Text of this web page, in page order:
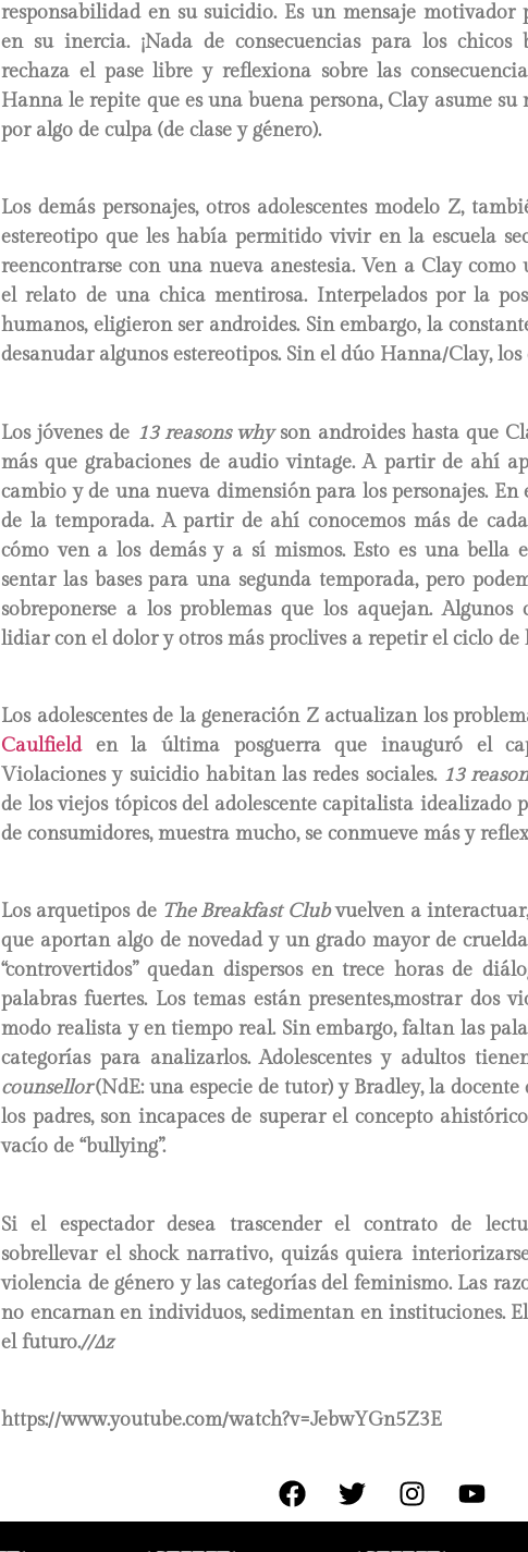
responsabilidad en su suicidio. Es un mensaje motivador
en su inercia. ¡Nada de consecuencias para los chicos
rechaza el pase libre y reflexiona sobre las
Hanna le repite que es una buena persona, Clay asume su
por algo de culpa (de clase y género).
Los demás personajes, otros adolescentes modelo Z,
estereotipo que les había permitido vivir en la escuela
reencontrarse con una nueva anestesia. Ven a Clay
el relato de una chica mentirosa. Interpelados por la
humanos, eligieron ser androides. Sin embargo, la
desanudar algunos estereotipos. Sin el dúo Hanna/Clay,
Los jóvenes de 13 reasons whyson androides hasta que
más que grabaciones de audio vintage. A partir de ahí
cambio y de una nueva dimensión para los personajes.
de la temporada. A partir de ahí conocemos más de
cómo ven a los demás y a sí mismos. Esto es una bella
sentar las bases para una segunda temporada, pero
sobreponerse a los problemas que los aquejan.
lidiar con el dolor y otros más proclives a repetir el ciclo de
Los adolescentes de la generación Z actualizan los
Caulfield en la última posguerra que inauguró el
Violaciones y suicidio habitan las redes sociales. 13
de los viejos tópicos del adolescente capitalista idealizado
de consumidores, muestra mucho, se conmueve más y
Los arquetipos de The Breakfast Clubvuelven a
que aportan algo de novedad y un grado mayor de
“controvertidos” quedan dispersos en trece horas de
palabras fuertes. Los temas están presentes,mostrar dos
modo realista y en tiempo real. Sin embargo, faltan las
categorías para analizarlos. Adolescentes y adultos
counsellor(NdE: una especie de tutor) y Bradley, la
los padres, son incapaces de superar el concepto
vacío de “bullying”.
Si el espectador desea trascender el contrato de
sobrellevar el shock narrativo, quizás quiera
violencia de género y las categorías del feminismo. Las
no encarnan en individuos, sedimentan en instituciones.
el futuro.//∆z
https://www.youtube.com/watch?v=JebwYGn5Z3E